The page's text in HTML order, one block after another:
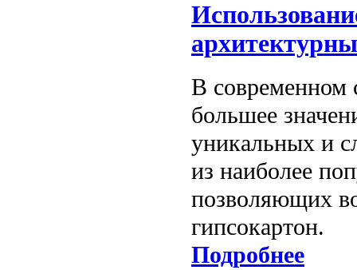
В современном
большее
уникальных и
из наиболее
позволяющих
гипсокартон.
Подробнее